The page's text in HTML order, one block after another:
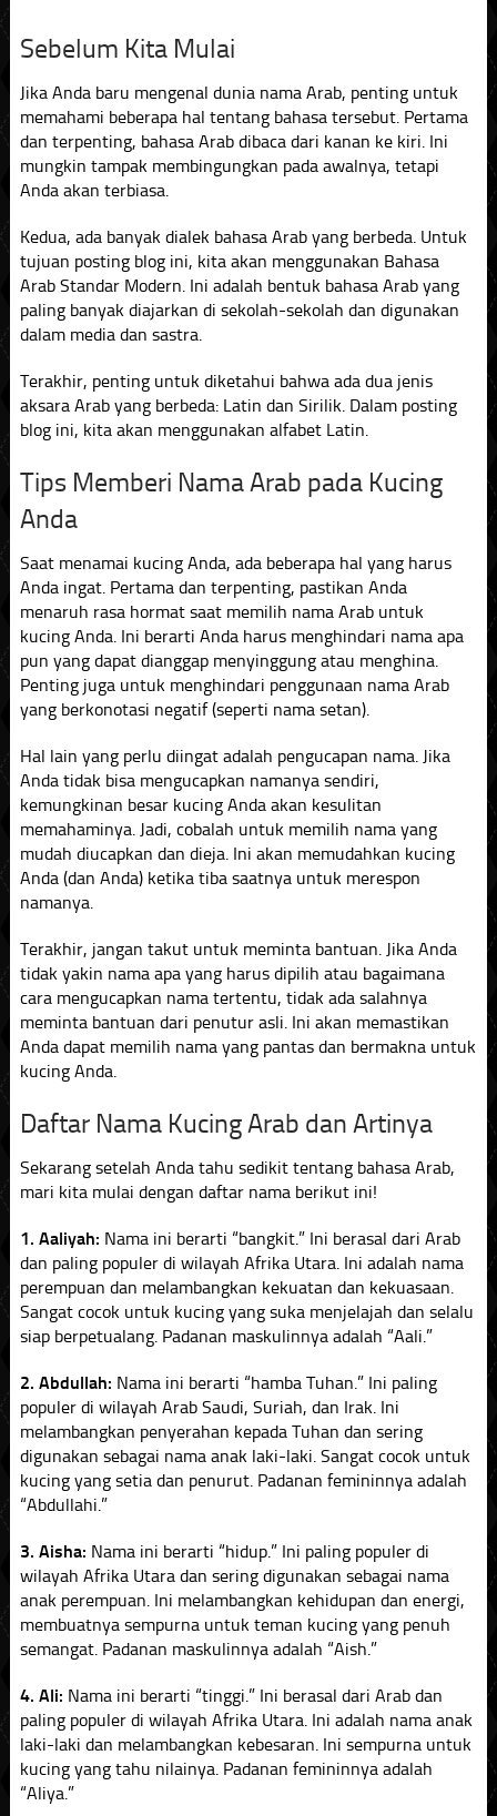
Sebelum Kita Mulai
Jika Anda baru mengenal dunia nama Arab, penting untuk
memahami beberapa hal tentang bahasa tersebut. Pertama
dan terpenting, bahasa Arab dibaca dari kanan ke kiri. Ini
mungkin tampak membingungkan pada awalnya, tetapi
Anda akan terbiasa.
Kedua, ada banyak dialek bahasa Arab yang berbeda. Untuk
tujuan posting blog ini, kita akan menggunakan Bahasa
Arab Standar Modern. Ini adalah bentuk bahasa Arab yang
paling banyak diajarkan di sekolah-sekolah dan digunakan
dalam media dan sastra.
Terakhir, penting untuk diketahui bahwa ada dua jenis
aksara Arab yang berbeda: Latin dan Sirilik. Dalam posting
blog ini, kita akan menggunakan alfabet Latin.
Tips Memberi Nama Arab pada Kucing
Anda
Saat menamai kucing Anda, ada beberapa hal yang harus
Anda ingat. Pertama dan terpenting, pastikan Anda
menaruh rasa hormat saat memilih nama Arab untuk
kucing Anda. Ini berarti Anda harus menghindari nama apa
pun yang dapat dianggap menyinggung atau menghina.
Penting juga untuk menghindari penggunaan nama Arab
yang berkonotasi negatif (seperti nama setan).
Hal lain yang perlu diingat adalah pengucapan nama. Jika
Anda tidak bisa mengucapkan namanya sendiri,
kemungkinan besar kucing Anda akan kesulitan
memahaminya. Jadi, cobalah untuk memilih nama yang
mudah diucapkan dan dieja. Ini akan memudahkan kucing
Anda (dan Anda) ketika tiba saatnya untuk merespon
namanya.
Terakhir, jangan takut untuk meminta bantuan. Jika Anda
tidak yakin nama apa yang harus dipilih atau bagaimana
cara mengucapkan nama tertentu, tidak ada salahnya
meminta bantuan dari penutur asli. Ini akan memastikan
Anda dapat memilih nama yang pantas dan bermakna untuk
kucing Anda.
Daftar Nama Kucing Arab dan Artinya
Sekarang setelah Anda tahu sedikit tentang bahasa Arab,
mari kita mulai dengan daftar nama berikut ini!
1. Aaliyah: Nama ini berarti “bangkit.” Ini berasal dari Arab
dan paling populer di wilayah Afrika Utara. Ini adalah nama
perempuan dan melambangkan kekuatan dan kekuasaan.
Sangat cocok untuk kucing yang suka menjelajah dan selalu
siap berpetualang. Padanan maskulinnya adalah “Aali.”
2. Abdullah: Nama ini berarti “hamba Tuhan.” Ini paling
populer di wilayah Arab Saudi, Suriah, dan Irak. Ini
melambangkan penyerahan kepada Tuhan dan sering
digunakan sebagai nama anak laki-laki. Sangat cocok untuk
kucing yang setia dan penurut. Padanan femininnya adalah
“Abdullahi.”
3. Aisha: Nama ini berarti “hidup.” Ini paling populer di
wilayah Afrika Utara dan sering digunakan sebagai nama
anak perempuan. Ini melambangkan kehidupan dan energi,
membuatnya sempurna untuk teman kucing yang penuh
semangat. Padanan maskulinnya adalah “Aish.”
4. Ali: Nama ini berarti “tinggi.” Ini berasal dari Arab dan
paling populer di wilayah Afrika Utara. Ini adalah nama anak
laki-laki dan melambangkan kebesaran. Ini sempurna untuk
kucing yang tahu nilainya. Padanan femininnya adalah
“Aliya.”